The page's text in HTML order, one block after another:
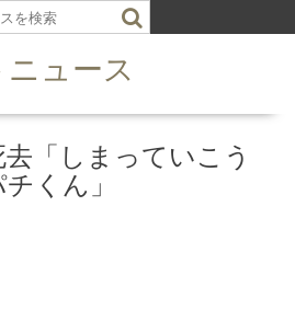
ュース
「しまっていこう
くん」